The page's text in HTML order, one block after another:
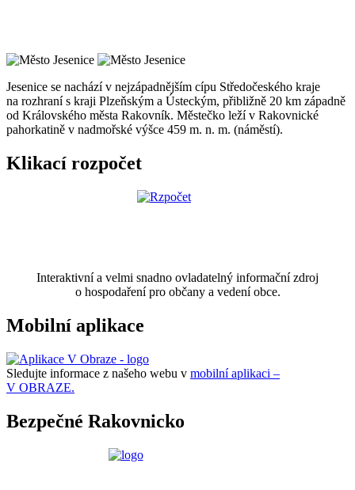
Jesenice se nachází v nejzápadnějším cípu Středočeského kraje
na rozhraní s kraji Plzeňským a Ústeckým, přibližně 20 km západně
od Královského města Rakovník. Městečko leží v Rakovnické
pahorkatině v nadmořské výšce 459 m. n. m. (náměstí).
Klikací rozpočet
Interaktivní a velmi snadno ovladatelný informační zdroj
o hospodaření pro občany a vedení obce.
Mobilní aplikace
Sledujte informace z našeho webu v mobilní aplikaci –
V OBRAZE.
Bezpečné Rakovnicko